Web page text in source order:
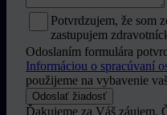
Potvrdzujem, že som
zastupujem
Odoslaním formulára
Informáciou o spracúvaní
použijeme na vybavenie
Odoslať žiadosť
Ďakujeme za Váš záujem.